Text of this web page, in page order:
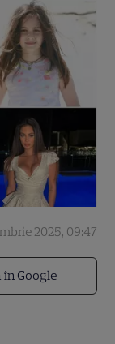
Google
2025, 09:47